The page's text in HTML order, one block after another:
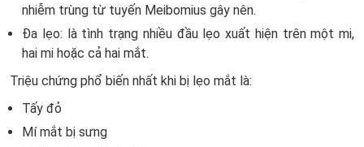
nhiễm trùng từ tuyến Meibomius gây nên.
Đa lẹo: là tình trạng nhiều đầu lẹo xuất hiện trên một mi,
hai mi hoặc cả hai mắt.
Triệu chứng phổ biến nhất khi bị lẹo mắt là:
Tấy đỏ
Mí mắt bị sưng